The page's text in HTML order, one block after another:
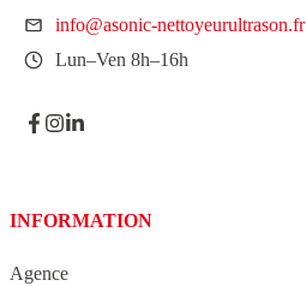
info@asonic-nettoyeurultrason.fr
Lun–Ven 8h–16h
INFORMATION
Agence